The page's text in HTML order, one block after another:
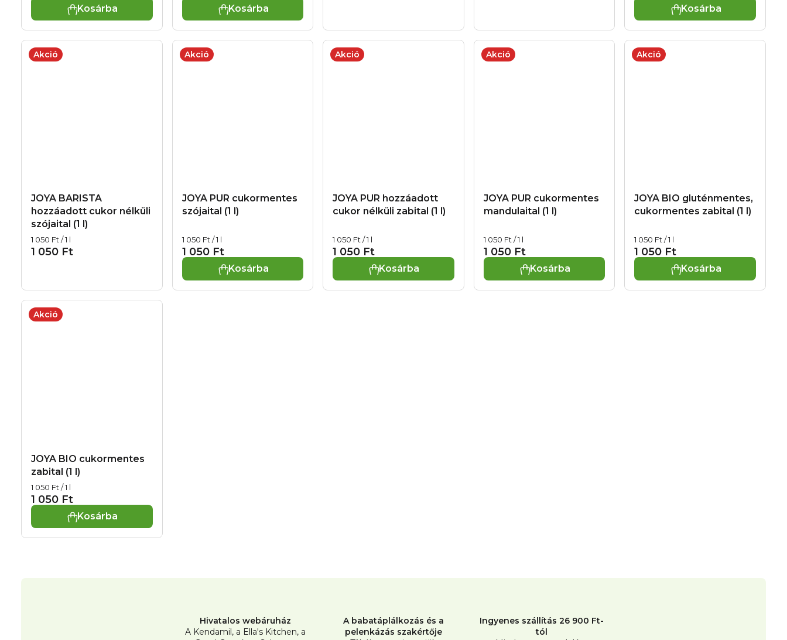
Kosárba Kosárba Kosárba
Akció
JOYA BARISTA
hozzáadott cukor nélküli
szójaital (1 l)
1 050 Ft
Egységár:
1 050 Ft / 1 l
Akció
JOYA PUR cukormentes
szójaital (1 l)
1 050 Ft
Egységár:
1 050 Ft / 1 l
Kosárba
Akció
JOYA PUR hozzáadott
cukor nélküli zabital (1 l)
1 050 Ft
Egységár:
1 050 Ft / 1 l
Kosárba
Akció
JOYA PUR cukormentes
mandulaital (1 l)
1 050 Ft
Egységár:
1 050 Ft / 1 l
Kosárba
Akció
JOYA BIO gluténmentes,
cukormentes zabital (1 l)
1 050 Ft
Egységár:
1 050 Ft / 1 l
Kosárba
Akció
JOYA BIO cukormentes
zabital (1 l)
1 050 Ft
Egységár:
1 050 Ft / 1 l
Kosárba
a
Hivatalos webáruház
A Kendamil, a Ella's Kitchen, a
A babatáplálkozás és a
pelenkázás szakértője
Ingyenes szállítás 26 900 Ft-
tól